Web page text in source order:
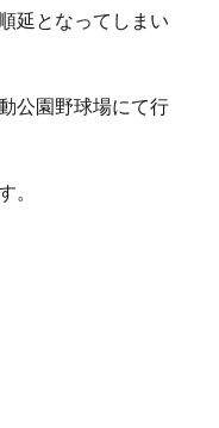
延となってしまい
公園野球場にて行
。